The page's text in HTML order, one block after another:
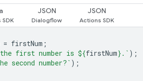
JSON JSON
= firstNum ;
first number is ${firstNum} .` );
second number?` );